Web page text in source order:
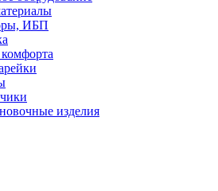
ИБП
изделия